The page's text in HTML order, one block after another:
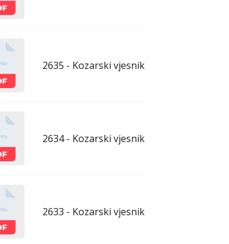
2635 - Kozarski vjesnik - 3.4.2026.
2634 - Kozarski vjesnik - 27.3.2026.
2633 - Kozarski vjesnik - 20.3.2026.